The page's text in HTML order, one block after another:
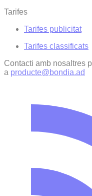
Tarifes
Tarifes publicitat
Tarifes classificats
Contacti amb nosaltres
a producte@bondia.ad